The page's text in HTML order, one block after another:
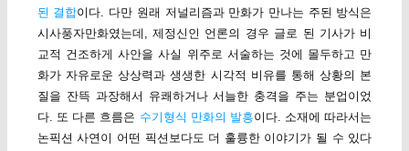
된 결합이다. 다만 원래 저널리즘과 만화가 만나는 주된 방식은
시사풍자만화였는데, 제정신인 언론의 경우 글로 된 기사가 비
교적 건조하게 사안을 사실 위주로 서술하는 것에 몰두하고 만
화가 자유로운 상상력과 생생한 시각적 비유를 통해 상황의 본
질을 잔뜩 과장해서 유쾌하거나 서늘한 충격을 주는 분업이었
다. 또 다른 흐름은 수기형식 만화의 발흥이다. 소재에 따라서는
논픽션 사연이 어떤 픽션보다도 더 훌륭한 이야기가 될 수 있다